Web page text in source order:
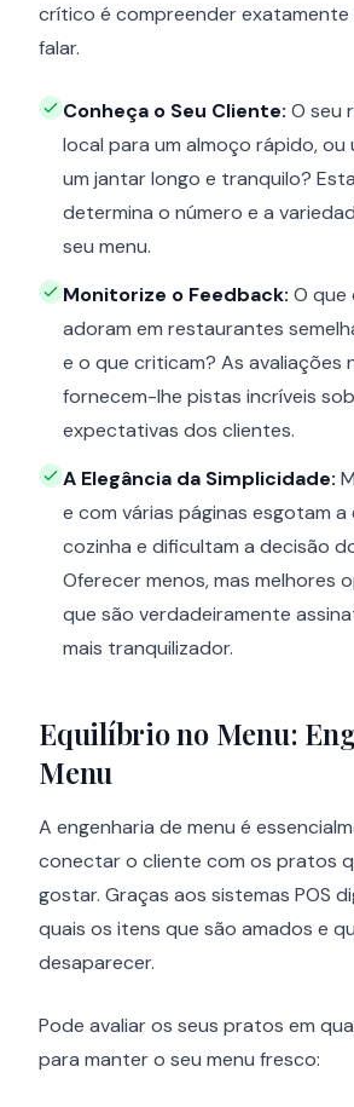
crítico é compreender exatamente
falar.
Conheça o Seu Cliente: O seu
local para um almoço rápido, ou
um jantar longo e tranquilo?
determina o número e a
seu menu.
Monitorize o Feedback: O que
adoram em restaurantes
e o que criticam? As avaliações
fornecem-lhe pistas incríveis
expectativas dos clientes.
A Elegância da Simplicidade:
e com várias páginas esgotam a
cozinha e dificultam a decisão
Oferecer menos, mas melhores
que são verdadeiramente
mais tranquilizador.
Equilíbrio no Menu:
Menu
A engenharia de menu é
conectar o cliente com os pratos
gostar. Graças aos sistemas POS
quais os itens que são amados e
desaparecer.
Pode avaliar os seus pratos em
para manter o seu menu fresco: